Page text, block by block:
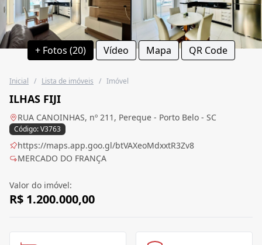
+ Fotos (20) Vídeo Mapa QR Code
Inicial / Lista de imóveis / Imóvel
ILHAS FIJI
RUA CANOINHAS, nº 211, Pereque - Porto Belo - SC
Código: V3763
https://maps.app.goo.gl/btVAXeoMdxxtR3Zv8
MERCADO DO FRANÇA
Valor do imóvel:
R$ 1.200.000,00